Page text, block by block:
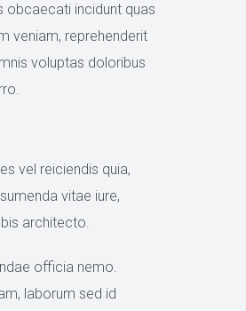
obcaecati incidunt quas
veniam, reprehenderit
voluptas doloribus
vel reiciendis quia,
vitae iure,
architecto.
officia nemo.
laborum sed id